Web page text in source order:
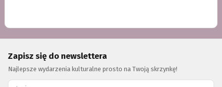
Zapisz się do newslettera
Najlepsze wydarzenia kulturalne prosto na Twoją skrzynkę!